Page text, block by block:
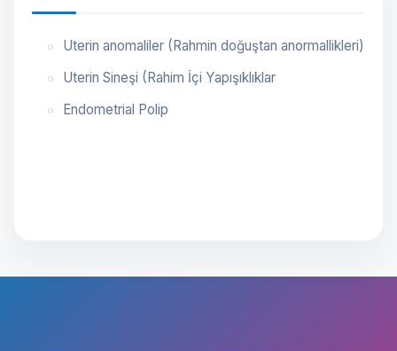
Uterin anomaliler (Rahmin doğuştan anormallikleri)
Uterin Sineşi (Rahim İçi Yapışıklıklar
Endometrial Polip